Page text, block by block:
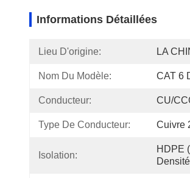
Informations Détaillées
Lieu D'origine: LA
Nom Du Modèle: CAT 6
Conducteur: CU/
Type De Conducteur: Cuivre
Isolation:
HDPE